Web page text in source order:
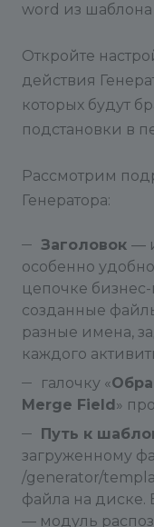
word из
Откройте
действия
которых будут
подстановки в
Рассмотрим
Генератора:
Заголовок —
особенно
цепочке
созданные
разные имена,
каждого
галочку «
Merge Field»
Путь к
загруженному
/generator/
файла на диске.
— модуль